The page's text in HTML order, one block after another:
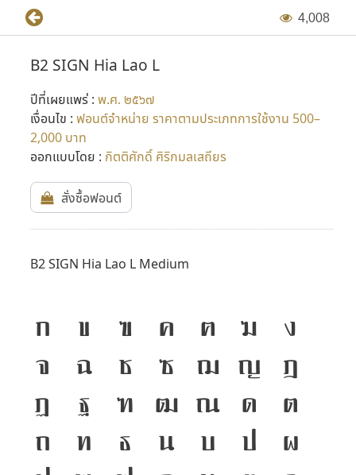
4,008
B2 SIGN Hia Lao L
ปีที่เผยแพร่ : พ.ศ. ๒๕๖๗
เงื่อนไข : ฟอนต์จำหน่าย ราคาตามประเภทการใช้งาน 500–
2,000 บาท
ออกแบบโดย : กิตติศักดิ์ ศิริกมลเสถียร
สั่งซื้อฟอนต์
B2 SIGN Hia Lao L Medium
ก ข ฃ ค ฅ ฆ
ง
จ
ฉ ช ซ ฌ ญ ฎ
ฏ
ฐ ฑ ฒ ณ ด ต
ถ ท ธ น บ ป ผ